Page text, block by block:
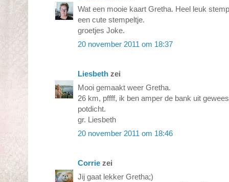
Wat een mooie kaart Gretha. Heel leuk
een cute stempeltje.
groetjes Joke.
20 november 2011 om 18:37
Liesbeth zei
Mooi gemaakt weer Gretha.
26 km, pffff, ik ben amper de bank uit
potdicht.
gr. Liesbeth
20 november 2011 om 18:46
Corrie zei
Jij gaat lekker Gretha;)